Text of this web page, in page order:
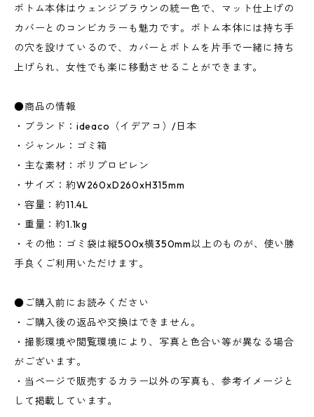
ボトム本体はウェンジブラウンの統一色で、マット仕上げの
カバーとのコンビカラーも魅力です。ボトム本体には持ち手
の穴を設けているので、カバーとボトムを片手で一緒に持ち
上げられ、女性でも楽に移動させることができます。
●商品の情報
・ブランド：ideaco（イデアコ）/日本
・ジャンル：ゴミ箱
・主な素材：ポリプロピレン
・サイズ：約W260xD260xH315mm
・容量：約11.4L
・重量：約1.1kg
・その他：ゴミ袋は縦500x横350mm以上のものが、使い勝
手良くご利用いただけます。
●ご購入前にお読みください
・ご購入後の返品や交換はできません。
・撮影環境や閲覧環境により、写真と色合い等が異なる場合
がございます。
・当ページで販売するカラー以外の写真も、参考イメージと
して掲載しています。